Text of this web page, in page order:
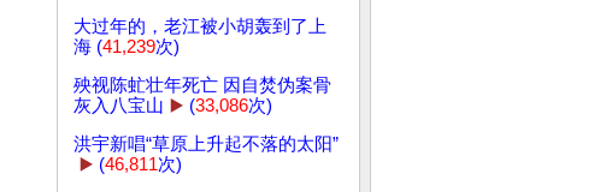
大过年的，老江被小胡轰到了上
海 (41,239次)
殃视陈虻壮年死亡 因自焚伪案骨
灰入八宝山 ▶️ (33,086次)
洪宇新唱“草原上升起不落的太阳”
▶️ (46,811次)